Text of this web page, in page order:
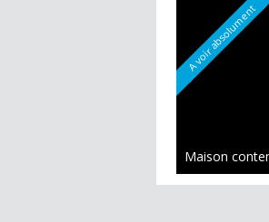
A voir absolument